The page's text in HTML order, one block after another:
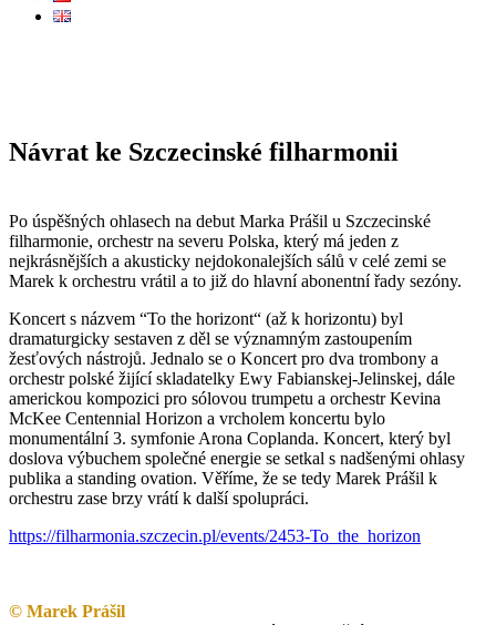
Návrat ke Szczecinské filharmonii
Po úspěšných ohlasech na debut Marka Prášil u Szczecinské
filharmonie, orchestr na severu Polska, který má jeden z
nejkrásnějších a akusticky nejdokonalejších sálů v celé zemi se
Marek k orchestru vrátil a to již do hlavní abonentní řady sezóny.
Koncert s názvem “To the horizont“ (až k horizontu) byl
dramaturgicky sestaven z děl se významným zastoupením
žesťových nástrojů. Jednalo se o Koncert pro dva trombony a
orchestr polské žijící skladatelky Ewy Fabianskej-Jelinskej, dále
americkou kompozici pro sólovou trumpetu a orchestr Kevina
McKee Centennial Horizon a vrcholem koncertu bylo
monumentální 3. symfonie Arona Coplanda. Koncert, který byl
doslova výbuchem společné energie se setkal s nadšenými ohlasy
publika a standing ovation. Věříme, že se tedy Marek Prášil k
orchestru zase brzy vrátí k další spolupráci.
https://filharmonia.szczecin.pl/events/2453-To_the_horizon
© Marek Prášil